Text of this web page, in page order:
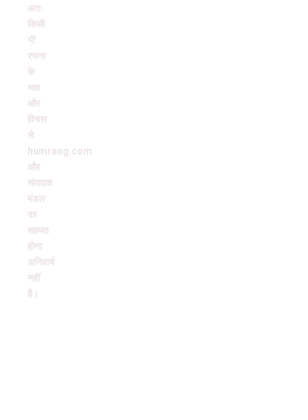
अतः
किसी
भी
रचना
के
भाव
और
विचार
से
humrang.com
और
संपादक
मंडल
का
सहमत
होना
अनिवार्य
नहीं
है।